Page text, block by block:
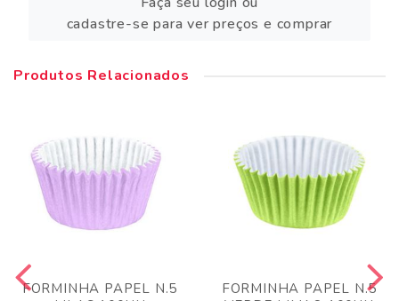
cadastre-se para ver preços e comprar
Produtos Relacionados
FORMINHA PAPEL N.5
FORMINHA PAPEL N.5